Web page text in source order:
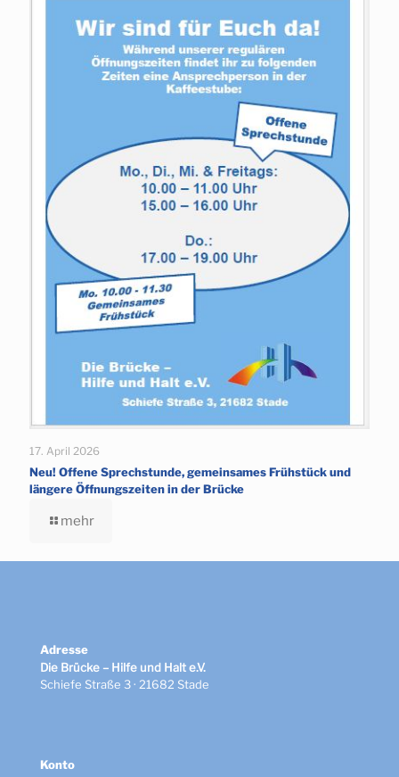
17. April 2026
Neu! Offene Sprechstunde, gemeinsames Frühstück und
längere Öffnungszeiten in der Brücke
mehr
Adresse
Die Brücke – Hilfe und Halt e.V.
Schiefe Straße 3 · 21682 Stade
Konto